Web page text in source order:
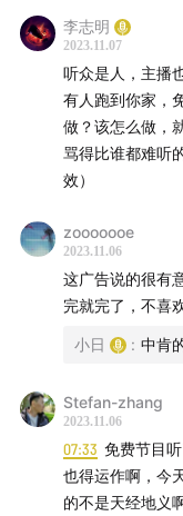
了这种强烈的落差
实的混乱中找寻秩
天不期而遇的是惊
|Song List|
Ronna Riva - One
/ 小北在日谈的往期
vol.539 维她命：下
vol.547 维她命：我
李志明
2023.11.07
听众是人，主播
有人跑到你家，
做？该怎么做，
骂得比谁都难听
效）
zooooooe
2023.11.06
这广告说的很有
完就完了，不喜
小日 : 中肯
Stefan-zhang
2023.11.06
07:33 免费节目
也得运作啊，今
的不是天经地义